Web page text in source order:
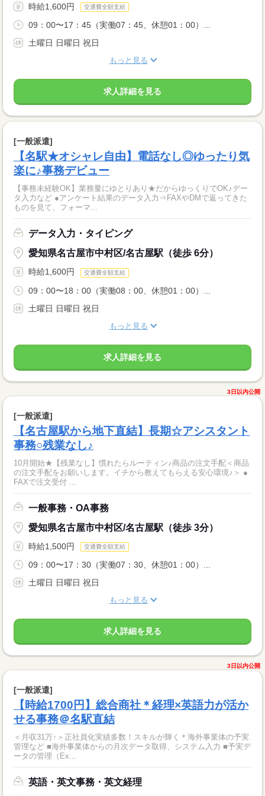
時給1,600円 交通費全額支給
09：00〜17：45（実働07：45、休憩01：00）...
土曜日 日曜日 祝日
もっと見る
求人詳細を見る
[一般派遣]
【名駅★オシャレ自由】電話なし◎ゆったり気
楽に♪事務デビュー
【事務未経験OK】業務量にゆとりあり★だからゆっくりでOK♪デー
タ入力など ●アンケート結果のデータ入力⇒FAXやDMで返ってきた
ものを見て、フォーマ...
データ入力・タイピング
愛知県名古屋市中村区/名古屋駅（徒歩 6分）
時給1,600円 交通費全額支給
09：00〜18：00（実働08：00、休憩01：00）...
土曜日 日曜日 祝日
もっと見る
求人詳細を見る
3日以内公開
[一般派遣]
【名古屋駅から地下直結】長期☆アシスタント
事務○残業なし♪
10月開始★【残業なし】慣れたらルーティン♪商品の注文手配＜商品
の注文手配をお願いします。イチから教えてもらえる安心環境♪＞ ●
FAXで注文受付 ...
一般事務・OA事務
愛知県名古屋市中村区/名古屋駅（徒歩 3分）
時給1,500円 交通費全額支給
09：00〜17：30（実働07：30、休憩01：00）...
土曜日 日曜日 祝日
もっと見る
求人詳細を見る
3日以内公開
[一般派遣]
【時給1700円】総合商社＊経理×英語力が活か
せる事務＠名駅直結
＜月収31万↑＞正社員化実績多数！スキルが輝く＊海外事業体の予実
管理など ■海外事業体からの月次データ取得、システム入力 ■予実デ
ータの管理（Ex...
英語・英文事務・英文経理